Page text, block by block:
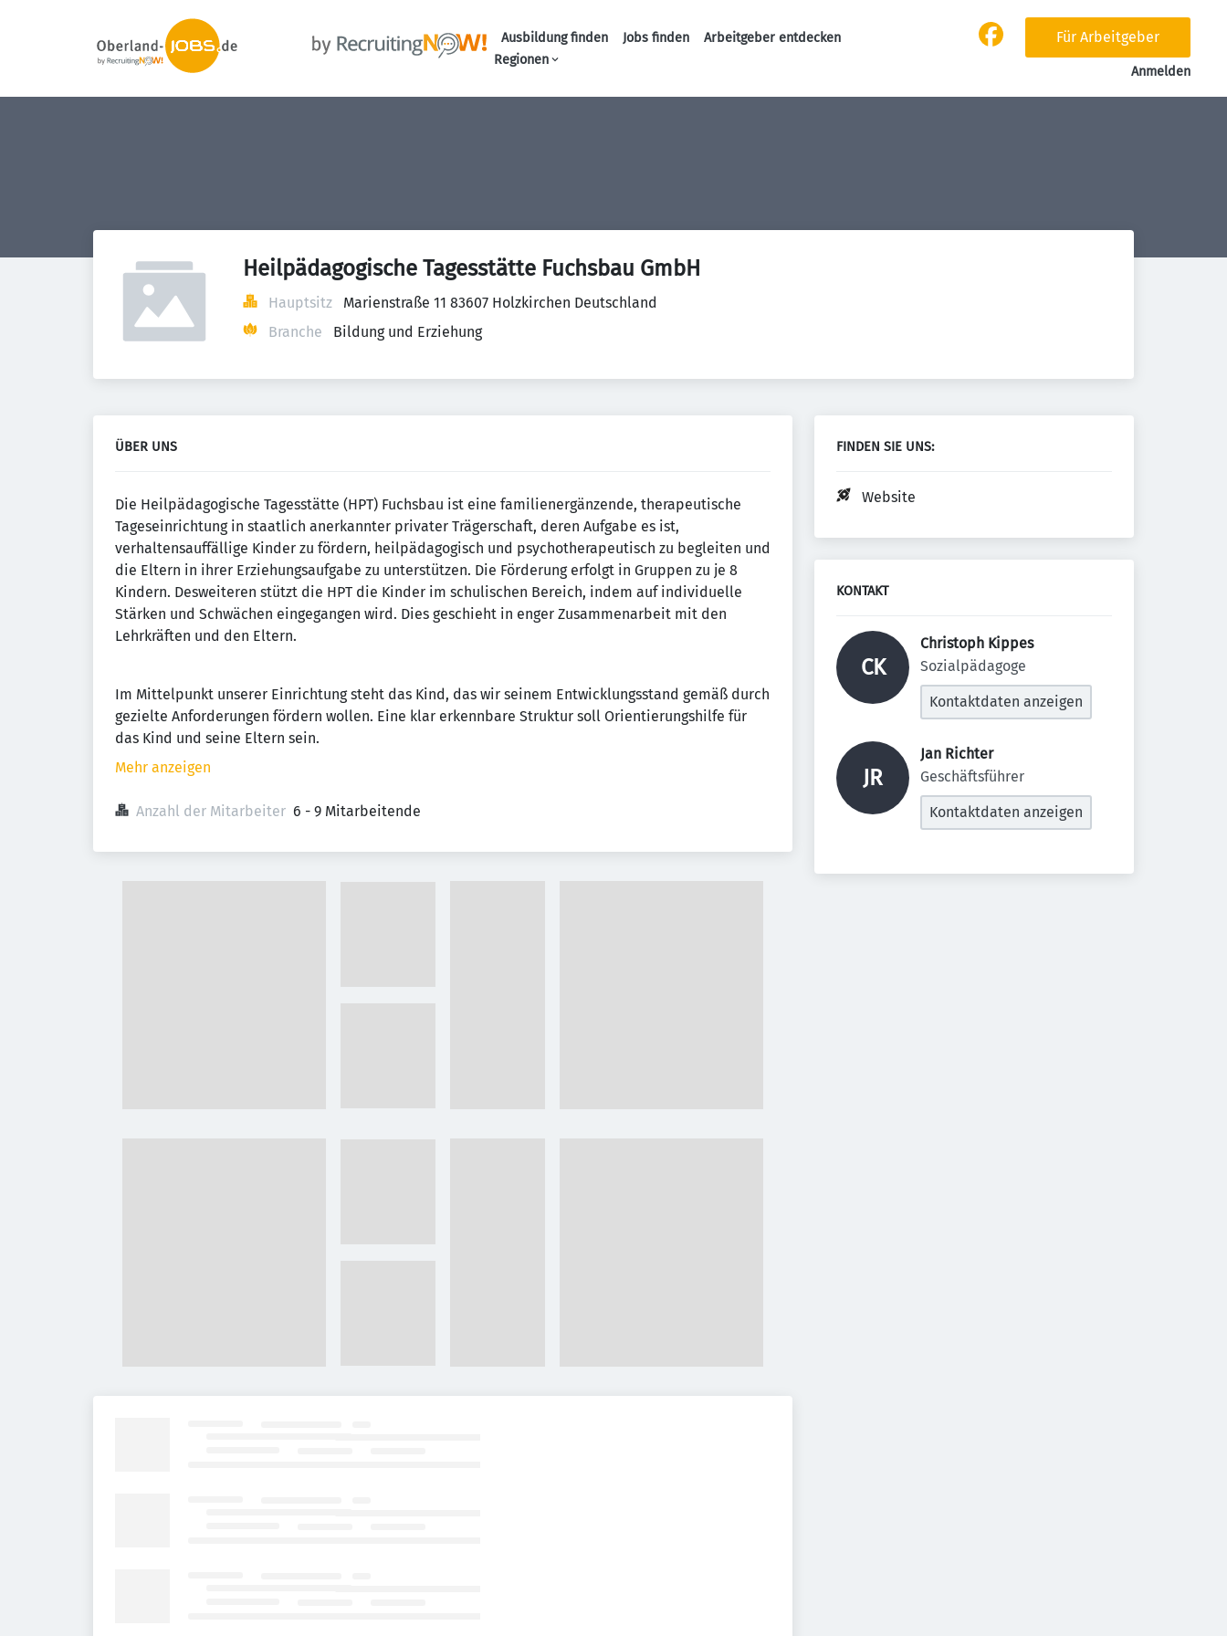
Ausbildung finden Jobs finden
Arbeitgeber entdecken
Regionen
Für Arbeitgeber
Anmelden
Heilpädagogische Tagesstätte Fuchsbau GmbH
Hauptsitz
Marienstraße 11 83607 Holzkirchen Deutschland
Branche
Bildung und Erziehung
ÜBER UNS
Die Heilpädagogische Tagesstätte (HPT) Fuchsbau ist eine familienergänzende, therapeutische
Tageseinrichtung in staatlich anerkannter privater Trägerschaft, deren Aufgabe es ist,
verhaltensauffällige Kinder zu fördern, heilpädagogisch und psychotherapeutisch zu begleiten und
die Eltern in ihrer Erziehungsaufgabe zu unterstützen. Die Förderung erfolgt in Gruppen zu je 8
Kindern. Desweiteren stützt die HPT die Kinder im schulischen Bereich, indem auf individuelle
Stärken und Schwächen eingegangen wird. Dies geschieht in enger Zusammenarbeit mit den
Lehrkräften und den Eltern.
Im Mittelpunkt unserer Einrichtung steht das Kind, das wir seinem Entwicklungsstand gemäß durch
gezielte Anforderungen fördern wollen. Eine klar erkennbare Struktur soll Orientierungshilfe für
das Kind und seine Eltern sein.
Mehr anzeigen
Anzahl der Mitarbeiter 6 - 9 Mitarbeitende
FINDEN SIE UNS:
Website
KONTAKT
CK
Christoph Kippes
Sozialpädagoge
Kontaktdaten anzeigen
JR
Jan Richter
Geschäftsführer
Kontaktdaten anzeigen